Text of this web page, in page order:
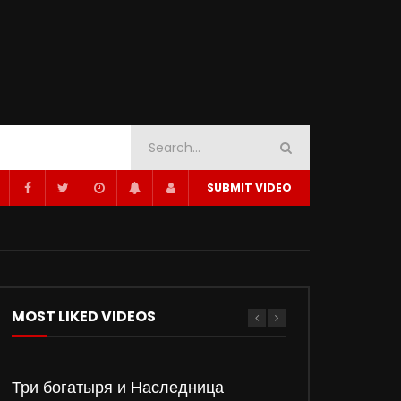
SUBMIT VIDEO
MOST LIKED VIDEOS
Три богатыря и Наследница